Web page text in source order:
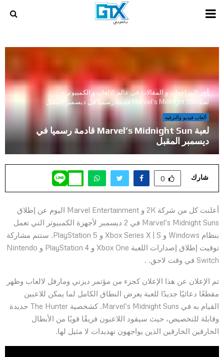
PRIMARY
أخر المراجعات و المقالات في عالم الالعاب و الكمبيوتر»
لعبة Marvel’s Midnight Sun قادمة رسميا في ديسمبر المقبل
ألعاب فيديو والترفيه
لعبة Marvel’s Midnight Sun قادمة رسميا في
ديسمبر المقبل
شارك 0
أعلنت كل من شركة 2K و Marvel Entertainment اليوم عن إطلاق
Marvel’s Midnight Suns في 2 ديسمبر لأجهزة الكمبيوتر التي تعمل
بنظام Windows و Xbox Series X | S و PlayStation 5. ستتم مشاركة
توقيت إطلاق إصدارات اللعبة Xbox One و PlayStation 4 و Nintendo
Switch في وقت لاحق. .
تم الإعلان عن هذا الإعلان كجزء من مؤتمر ديزني ومارفل لالعاب وظهر
مقطعًا دعائيًا جديدًا للعبة يعرض النطاق الكامل لما يمكن للاعبين
القيام به في Marvel’s Midnight Suns. كشخصية The Hunter جديدة
وقابلة للتخصيص، حيث سيقود اللاعبون فريقًا قويًا من الأبطال
الخارقين الخارقين الذين يواجهون تهديدات لا مثيل لها.